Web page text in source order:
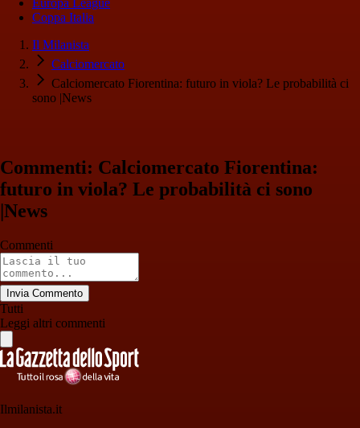
Europa League
Coppa Italia
Il Milanista
Calciomercato
Calciomercato Fiorentina: futuro in viola? Le probabilità ci
sono |News
Commenti: Calciomercato Fiorentina:
futuro in viola? Le probabilità ci sono
|News
Commenti
Invia Commento
Tutti
Leggi altri commenti
Ilmilanista.it